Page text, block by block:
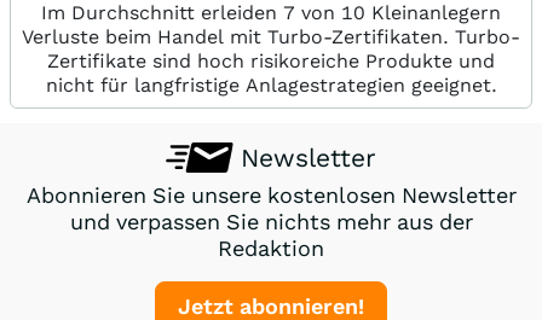
Im Durchschnitt erleiden 7 von 10 Kleinanlegern
Verluste beim Handel mit Turbo-Zertifikaten. Turbo-
Zertifikate sind hoch risikoreiche Produkte und
nicht für langfristige Anlagestrategien geeignet.
Newsletter
Abonnieren Sie unsere kostenlosen Newsletter
und verpassen Sie nichts mehr aus der
Redaktion
Jetzt abonnieren!